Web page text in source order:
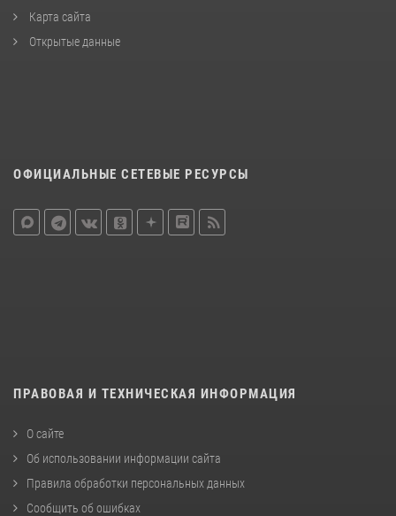
Карта сайта
Открытые данные
ОФИЦИАЛЬНЫЕ СЕТЕВЫЕ РЕСУРСЫ
ПРАВОВАЯ И ТЕХНИЧЕСКАЯ ИНФОРМАЦИЯ
О сайте
Об использовании информации сайта
Правила обработки персональных данных
Сообщить об ошибках